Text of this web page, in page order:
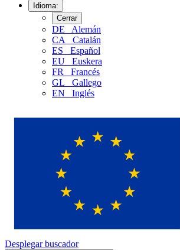
Idioma:
Cerrar
DE
Alemán
CA
Catalán
ES
Español
EU
Euskera
FR
Francés
GL
Gallego
EN
Inglés
Desplegar buscador